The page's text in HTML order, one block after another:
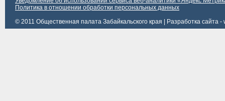
Политика в отношении обработки персональных данных
© 2011 Общественная палата Забайкальского края |
Разработка сайта -